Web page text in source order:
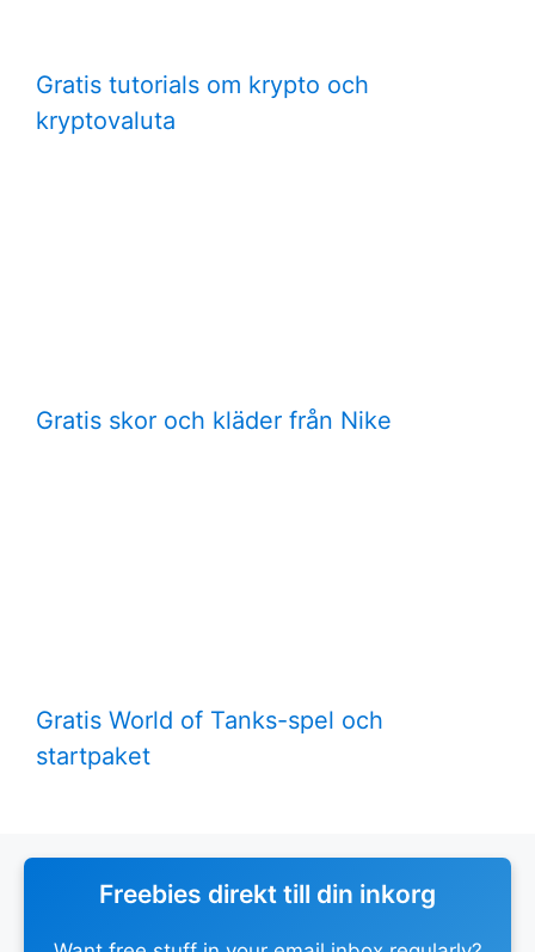
Gratis tutorials om krypto och
kryptovaluta
Gratis skor och kläder från Nike
Gratis World of Tanks-spel och
startpaket
Freebies direkt till din inkorg